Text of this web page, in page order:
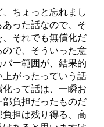
ちょっと忘れまし
った話なので、そ
それでも無償化だ
で、そういった意
ー範囲が、結果的
がったっていう話
って話は、一瞬お
負担だったものだ
担は残り得る、高